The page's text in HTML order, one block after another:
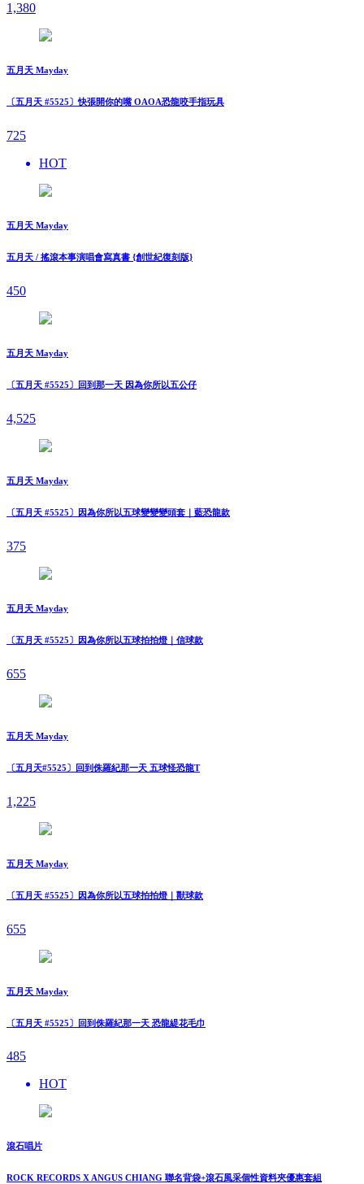
1,380
五月天 Mayday
〔五月天 #5525〕快張開你的嘴 OAOA恐龍咬手指玩具
725
HOT
五月天 Mayday
五月天 / 搖滾本事演唱會寫真書 {創世紀復刻版}
450
五月天 Mayday
〔五月天 #5525〕回到那一天 因為你所以五公仔
4,525
五月天 Mayday
〔五月天 #5525〕因為你所以五球變變變頭套｜藍恐龍款
375
五月天 Mayday
〔五月天 #5525〕因為你所以五球拍拍燈｜信球款
655
五月天 Mayday
〔五月天#5525〕回到侏羅紀那一天 五球怪恐龍T
1,225
五月天 Mayday
〔五月天 #5525〕因為你所以五球拍拍燈｜獸球款
655
五月天 Mayday
〔五月天 #5525〕回到侏羅紀那一天 恐龍緹花毛巾
485
HOT
滾石唱片
ROCK RECORDS X ANGUS CHIANG 聯名背袋+滾石風采個性資料夾優惠套組